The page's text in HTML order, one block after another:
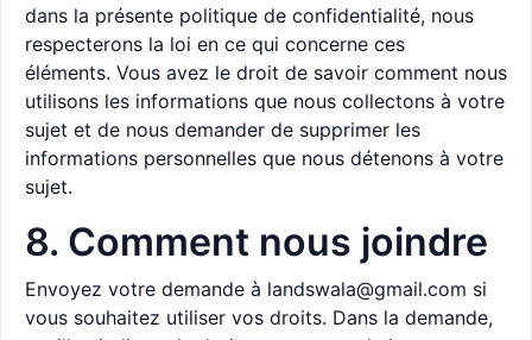
dans la présente politique de confidentialité, nous
respecterons la loi en ce qui concerne ces
éléments. Vous avez le droit de savoir comment nous
utilisons les informations que nous collectons à votre
sujet et de nous demander de supprimer les
informations personnelles que nous détenons à votre
sujet.
8. Comment nous joindre
Envoyez votre demande à landswala@gmail.com si
vous souhaitez utiliser vos droits. Dans la demande,